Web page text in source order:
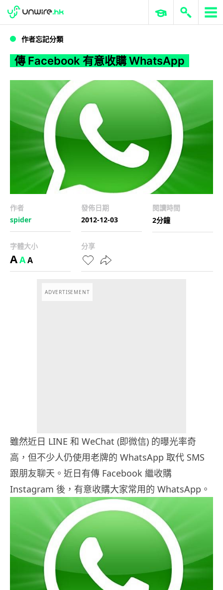
傳 Facebook 有意收購 WhatsApp
WWDC 2026 ERP 與商業 AI
作者忘記分類
傳 Facebook 有意收購 WhatsApp
作者
spider
發佈日期
2012-12-03
閱讀時間
2分鐘
字體大小
AAA
分享
ADVERTISEMENT
雖然近日 LINE 和 WeChat (即微信) 的曝光率奇
高，但不少人仍使用老牌的 WhatsApp 取代 SMS
跟朋友聊天。近日有傳 Facebook 繼收購
Instagram 後，有意收購大家常用的 WhatsApp。